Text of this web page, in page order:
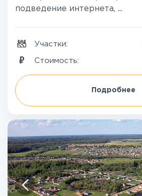
подведение интернета, ...
Участки:
Стоимость:
Подробнее